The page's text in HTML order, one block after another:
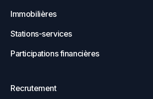
Immobilières
Stations-services
Participations financières
Recrutement